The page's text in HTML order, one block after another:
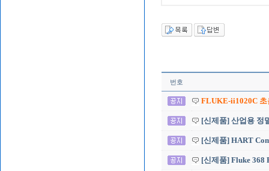
번호
FLUKE-ii1020C 초
[신제품] 산업용 정
[신제품] HART
[신제품] Fluke 368